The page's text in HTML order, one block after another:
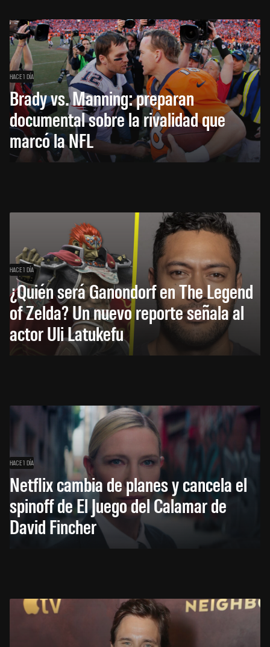
HACE 1 DÍA
Brady vs. Manning: preparan
documental sobre la rivalidad que
marcó la NFL
HACE 1 DÍA
¿Quién será Ganondorf en The Legend
of Zelda? Un nuevo reporte señala al
actor Uli Latukefu
HACE 1 DÍA
Netflix cambia de planes y cancela el
spinoff de El Juego del Calamar de
David Fincher